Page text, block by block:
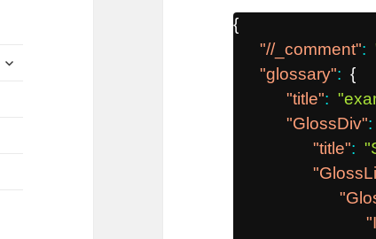
單
展
{
"//_comment":
"glossary": {
"title":
"GlossDiv":
"title":